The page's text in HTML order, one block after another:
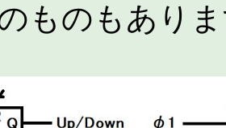
ものもあり